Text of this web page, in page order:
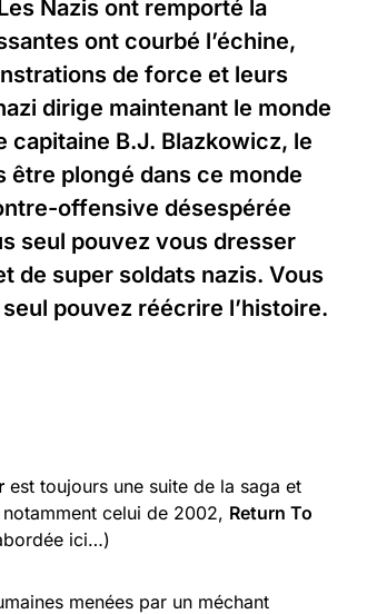
Nazis ont remporté la
ont courbé l’échine,
de force et leurs
dirige maintenant le monde
capitaine B.J. Blazkowicz, le
plongé dans ce monde
offensive désespérée
seul pouvez vous dresser
de super soldats nazis. Vous
pouvez réécrire l’histoire.
est toujours une suite de la saga et
celui de 2002, Return To
ici…)
menées par un méchant